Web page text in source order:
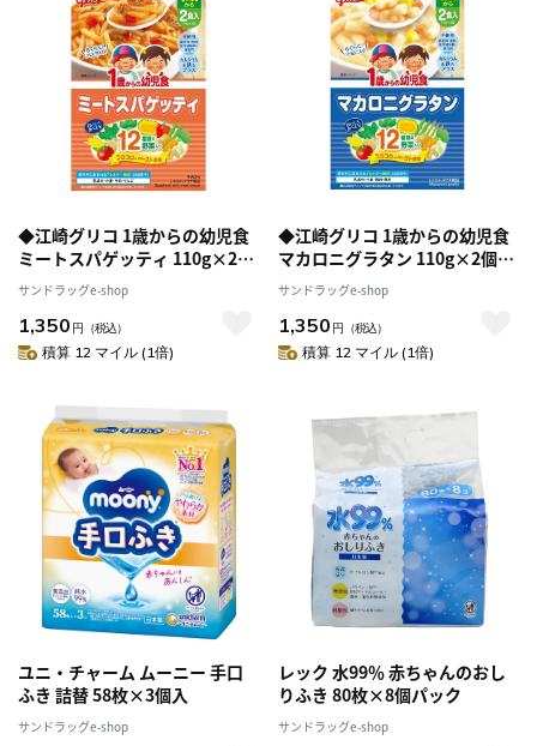
◆江崎グリコ 1歳からの幼児食
ミートスパゲッティ 110g×2個
入り【5個セット】
サンドラッグe-shop
1,350 円 （税込）
積算 12 マイル (1倍)
◆江崎グリコ 1歳からの幼児食
マカロニグラタン 110g×2個入
り【5個セット】
サンドラッグe-shop
1,350 円 （税込）
積算 12 マイル (1倍)
ユニ・チャーム ムーニー 手口
ふき 詰替 58枚×3個入
サンドラッグe-shop
レック 水99％ 赤ちゃんのおし
りふき 80枚×8個パック
サンドラッグe-shop